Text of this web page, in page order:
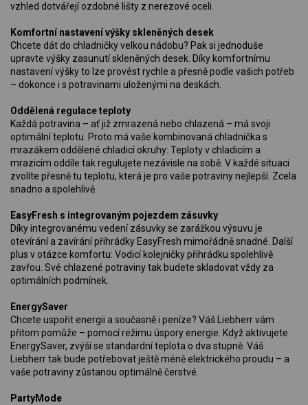
vzhled dotvářejí ozdobné lišty z nerezové oceli.
Komfortní nastavení výšky skleněných desek
Chcete dát do chladničky velkou nádobu? Pak si jednoduše
upravte výšky zasunutí skleněných desek. Díky komfortnímu
nastavení výšky to lze provést rychle a přesně podle vašich potřeb
– dokonce i s potravinami uloženými na deskách.
Oddělená regulace teploty
Každá potravina – ať již zmrazená nebo chlazená – má svoji
optimální teplotu. Proto má vaše kombinovaná chladnička s
mrazákem oddělené chladicí okruhy: Teploty v chladicím a
mrazicím oddíle tak regulujete nezávisle na sobě. V každé situaci
zvolíte přesně tu teplotu, která je pro vaše potraviny nejlepší. Zcela
snadno a spolehlivě.
EasyFresh s integrovaným pojezdem zásuvky
Díky integrovanému vedení zásuvky se zarážkou výsuvu je
otevírání a zavírání přihrádky EasyFresh mimořádně snadné. Další
plus v otázce komfortu: Vodicí kolejničky přihrádku spolehlivě
zavřou. Své chlazené potraviny tak budete skladovat vždy za
optimálních podmínek.
EnergySaver
Chcete uspořit energii a současně i peníze? Váš Liebherr vám
přitom pomůže – pomocí režimu úspory energie. Když aktivujete
EnergySaver, zvýší se standardní teplota o dva stupně. Váš
Liebherr tak bude potřebovat ještě méně elektrického proudu – a
vaše potraviny zůstanou optimálně čerstvé.
PartyMode